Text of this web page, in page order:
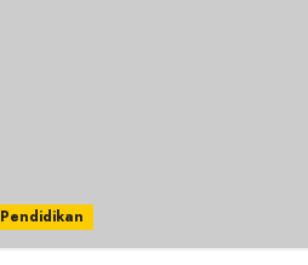
Pendidikan